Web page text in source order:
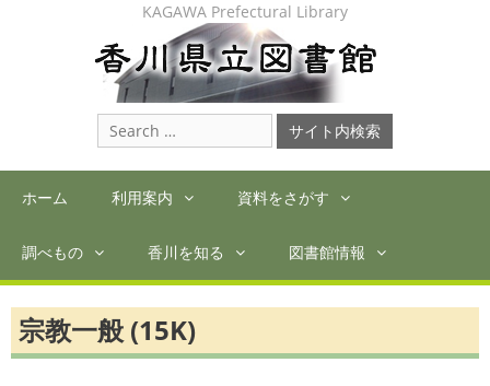
KAGAWA Prefectural Library
Search
for:
ホーム 利用案内 資料をさがす
調べもの 香川を知る 図書館情報
宗教一般 (15K)